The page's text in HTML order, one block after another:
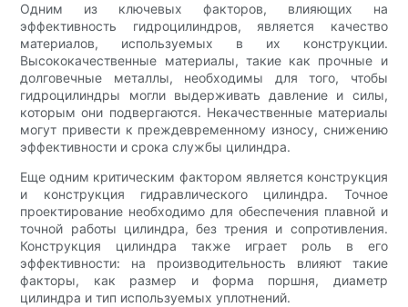
Одним из ключевых факторов, влияющих на
эффективность гидроцилиндров, является качество
материалов, используемых в их конструкции.
Высококачественные материалы, такие как прочные и
долговечные металлы, необходимы для того, чтобы
гидроцилиндры могли выдерживать давление и силы,
которым они подвергаются. Некачественные материалы
могут привести к преждевременному износу, снижению
эффективности и срока службы цилиндра.
Еще одним критическим фактором является конструкция
и конструкция гидравлического цилиндра. Точное
проектирование необходимо для обеспечения плавной и
точной работы цилиндра, без трения и сопротивления.
Конструкция цилиндра также играет роль в его
эффективности: на производительность влияют такие
факторы, как размер и форма поршня, диаметр
цилиндра и тип используемых уплотнений.